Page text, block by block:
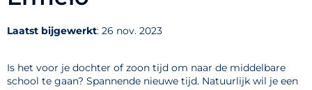
Laatst bijgewerkt: 26 nov. 2023
Is het voor je dochter of zoon tijd om naar de middelbare
school te gaan? Spannende nieuwe tijd. Natuurlijk wil je een